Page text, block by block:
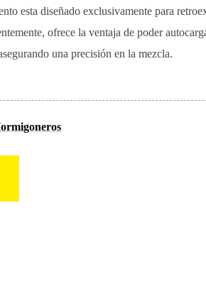
esta diseñado exclusivamente para
ofrece la ventaja de poder
una precisión en la mezcla.